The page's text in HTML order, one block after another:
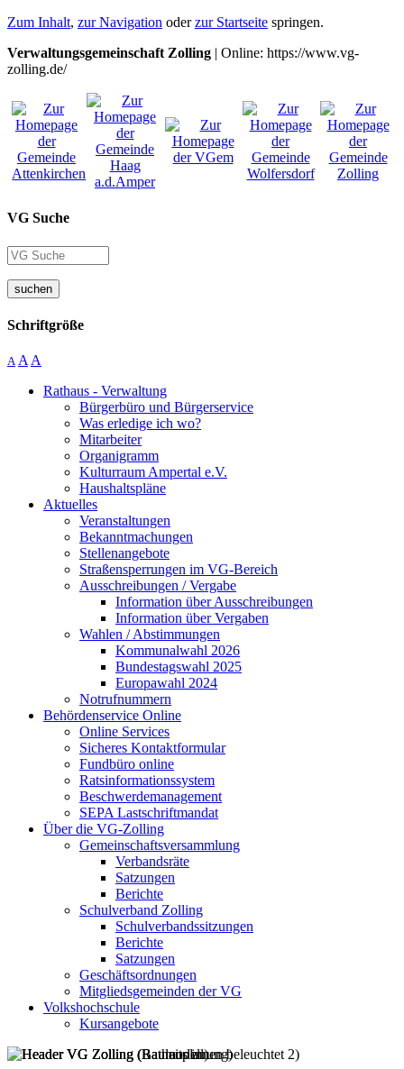
Zum Inhalt, zur Navigation oderzur Startseite springen.
Verwaltungsgemeinschaft Zolling | Online: https://www.vg-
zolling.de/
VG Suche
suchen
Schriftgröße
A A A
Rathaus - Verwaltung
Bürgerbüro und Bürgerservice
Was erledige ich wo?
Mitarbeiter
Organigramm
Kulturraum Ampertal e.V.
Haushaltspläne
Aktuelles
Veranstaltungen
Bekanntmachungen
Stellenangebote
Straßensperrungen im VG-Bereich
Ausschreibungen / Vergabe
Information über Ausschreibungen
Information über Vergaben
Wahlen / Abstimmungen
Kommunalwahl 2026
Bundestagswahl 2025
Europawahl 2024
Notrufnummern
Behördenservice Online
Online Services
Sicheres Kontaktformular
Fundbüro online
Ratsinformationssystem
Beschwerdemanagement
SEPA Lastschriftmandat
Über die VG-Zolling
Gemeinschaftsversammlung
Verbandsräte
Satzungen
Berichte
Schulverband Zolling
Schulverbandssitzungen
Berichte
Satzungen
Geschäftsordnungen
Mitgliedsgemeinden der VG
Volkshochschule
Kursangebote